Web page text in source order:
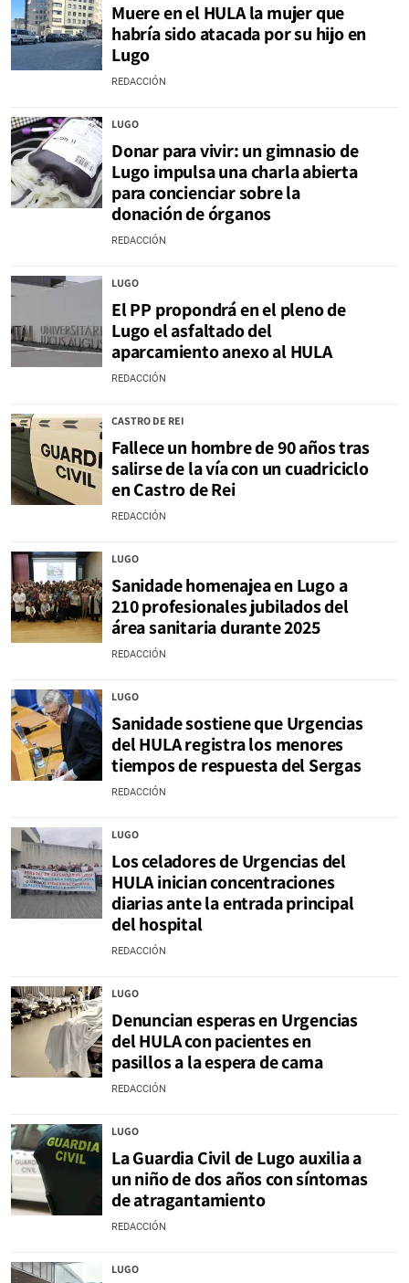
Muere en el HULA la mujer que
habría sido atacada por su hijo en
Lugo
REDACCIÓN
LUGO
Donar para vivir: un gimnasio de
Lugo impulsa una charla abierta
para concienciar sobre la
donación de órganos
REDACCIÓN
LUGO
El PP propondrá en el pleno de
Lugo el asfaltado del
aparcamiento anexo al HULA
REDACCIÓN
CASTRO DE REI
Fallece un hombre de 90 años tras
salirse de la vía con un cuadriciclo
en Castro de Rei
REDACCIÓN
LUGO
Sanidade homenajea en Lugo a
210 profesionales jubilados del
área sanitaria durante 2025
REDACCIÓN
LUGO
Sanidade sostiene que Urgencias
del HULA registra los menores
tiempos de respuesta del Sergas
REDACCIÓN
LUGO
Los celadores de Urgencias del
HULA inician concentraciones
diarias ante la entrada principal
del hospital
REDACCIÓN
LUGO
Denuncian esperas en Urgencias
del HULA con pacientes en
pasillos a la espera de cama
REDACCIÓN
LUGO
La Guardia Civil de Lugo auxilia a
un niño de dos años con síntomas
de atragantamiento
REDACCIÓN
LUGO